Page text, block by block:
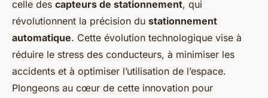
Léon•2 octobre 2024•9 min de lecture
celle des capteurs de stationnement, qui
révolutionnent la précision du stationnement
automatique. Cette évolution technologique vise à
réduire le stress des conducteurs, à minimiser les
accidents et à optimiser l’utilisation de l’espace.
Plongeons au cœur de cette innovation pour